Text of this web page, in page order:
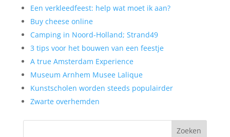
Een verkleedfeest: help wat moet ik aan?
Buy cheese online
Camping in Noord-Holland; Strand49
3 tips voor het bouwen van een feestje
A true Amsterdam Experience
Museum Arnhem Musee Lalique
Kunstscholen worden steeds populairder
Zwarte overhemden